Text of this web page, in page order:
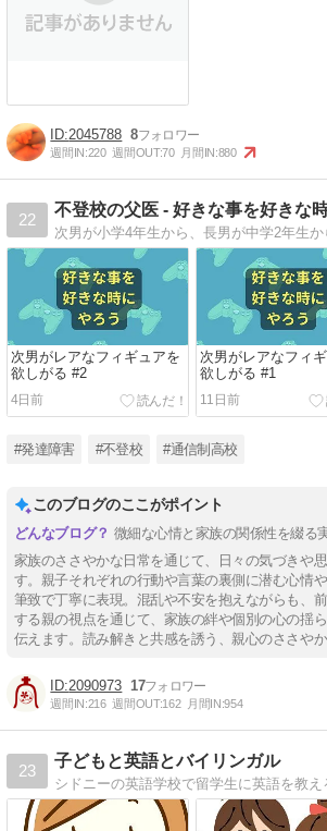
2045788 8
週間IN:220 週間OUT:70 月間IN:880
22
不登校の父医 - 好きな事を好きな
次男がレアなフィギュアを
欲しがる #2
4日前
次男がレアなフィ
欲しがる #1
11日前
#発達障害 #不登校 #通信制高校
このブログのここがポイント
微細な心情と家族の関係性を綴る
家族のささやかな日常を通じて、日々の気づきや
す。親子それぞれの行動や言葉の裏側に潜む心情
筆致で丁寧に表現。混乱や不安を抱えながらも、
する親の視点を通じて、家族の絆や個別の心の揺
伝えます。読み解きと共感を誘う、親心のささやか
2090973 17
週間IN:216 週間OUT:162 月間IN:954
23
子どもと英語とバイリンガル